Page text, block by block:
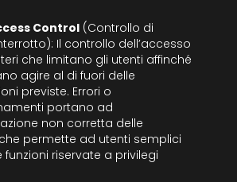
Control (Controllo di
Il controllo dell’accesso
che limitano gli utenti affinché
agire al di fuori delle
previste. Errori o
portano ad
non corretta delle
permette ad utenti semplici
funzioni riservate a privilegi